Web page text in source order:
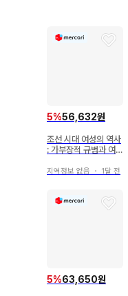
5%56,632원
조선 시대 여성의 역사
: 가부장적 규범과 여
지역정보 없음 ・ 1달 전
5%63,650원